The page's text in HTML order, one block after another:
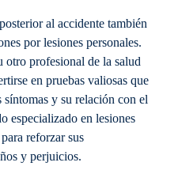
al accidente también
por lesiones personales.
otro profesional de la salud
en pruebas valiosas que
síntomas y su relación con el
especializado en lesiones
reforzar sus
y perjuicios.